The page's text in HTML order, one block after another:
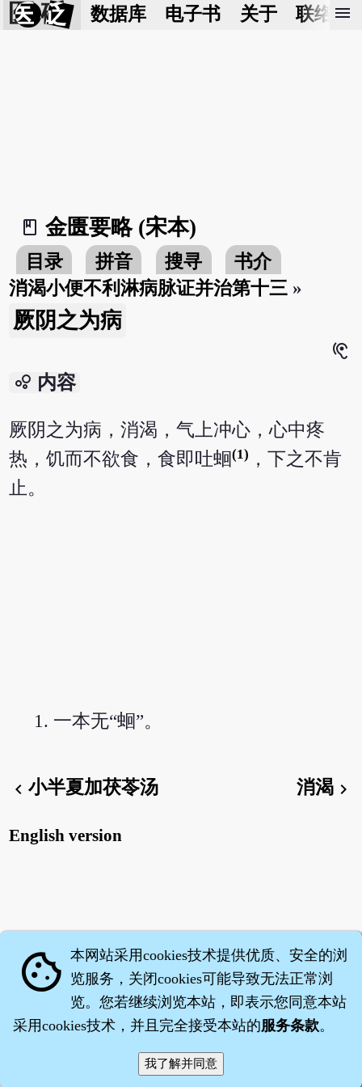
医 砭 数据库 电子书 关于 联络我
menu
book_2
金匮要略 (宋本)
目录 拼音 搜寻
书介
消渴小便不利淋病脉证并治第十三 »
厥阴之为病
hearing
bubble_chart 内容
厥阴之为病，消渴，气上冲心，心中疼
热，饥而不欲食，食即吐蛔(1) ，下之不肯
止。
一本无“蛔”。
chevron_left小半夏加茯苓汤 消渴chevron_right
English version
·沈药子©2008～2026
cookie 本网站采用cookies技术提供优质、安全的浏
览服务，关闭cookies可能导致无法正常浏
览。您若继续浏览本站，即表示您同意本站
采用cookies技术，并且完全接受本站的服务条款。